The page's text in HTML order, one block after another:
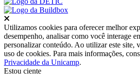
Utilizamos cookies para oferecer melhor
desempenho, analisar como você interage
personalizar conteúdo. Ao utilizar este site,
uso de cookies. Para mais informações,
Privacidade da Unicamp.
Estou ciente